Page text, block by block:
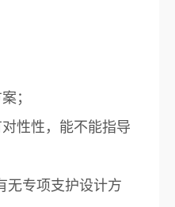
；
性性，能不能指导
无专项支护设计方